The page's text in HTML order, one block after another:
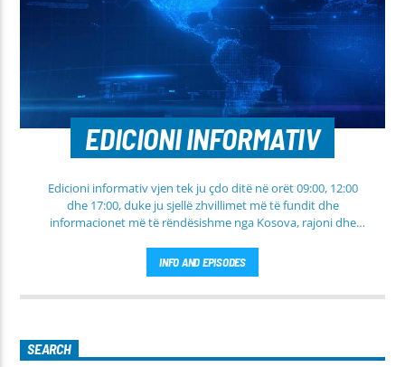
EDICIONI INFORMATIV
Edicioni informativ vjen tek ju çdo ditë në orët 09:00, 12:00
dhe 17:00, duke ju sjellë zhvillimet më të fundit dhe
informacionet më të rëndësishme nga Kosova, rajoni dhe
fusha të ndryshme, përfshirë politikën, shoqërinë dhe
ekonominë, si dhe rubrika të veçanta për sportin dhe
parashikimin e motit. Qëndroni me ne për informim të saktë,
INFO AND EPISODES
SEARCH